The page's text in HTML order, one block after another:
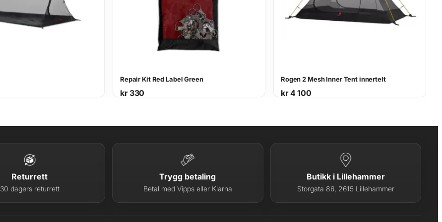
Repair Kit Red Label Green
kr330
Rogen 2 Mesh Inner Tent innertelt
kr4 100
Returrett
30 dagers returrett
Trygg betaling
Betal med Vipps eller Klarna
Butikk i Lillehammer
Storgata 86, 2615 Lillehammer